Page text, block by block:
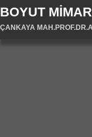
BOYUT
ÇANKAYA